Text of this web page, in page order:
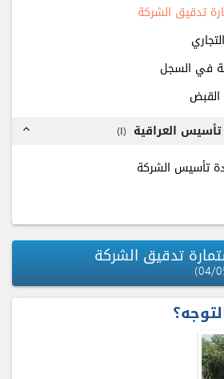
تدقيق الشركة
في السجل
العراقية (۱)
expand_less
تأسيس الشركة
تدقيق الشركة